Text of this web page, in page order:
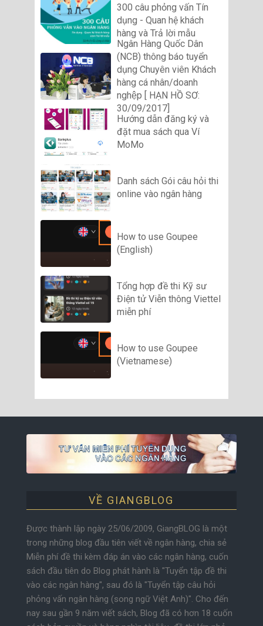
300 câu phỏng vấn Tín
dụng - Quan hệ khách
hàng và Trả lời mẫu
Ngân Hàng Quốc Dân
(NCB) thông báo tuyển
dụng Chuyên viên Khách
hàng cá nhân/doanh
nghệp [ HẠN HỒ SƠ:
30/09/2017]
Hướng dẫn đăng ký và
đặt mua sách qua Ví
MoMo
Danh sách Gói câu hỏi thi
online vào ngân hàng
How to use Goupee
(English)
Tổng hợp đề thi Kỹ sư
Điện tử Viễn thông Viettel
miễn phí
How to use Goupee
(Vietnamese)
VỀ GIANGBLOG
Được thành lập ngày 25/06/2009, GiangBLOG là một
trong những blog đầu tiên viết về ngân hàng, chia sẻ
Miễn phí đề thi kèm đáp án vào các ngân hàng, cuốn
sách đầu tiên do Blog phát hành là "Tuyển tập đề thi
vào các ngân hàng", sau đó là "Tuyển tập câu hỏi
phỏng vấn ngân hàng (song ngữ Việt Anh)". Cho đến
nay sau gần 9 năm viết sách, Blog đã có hơn 18 cuốn